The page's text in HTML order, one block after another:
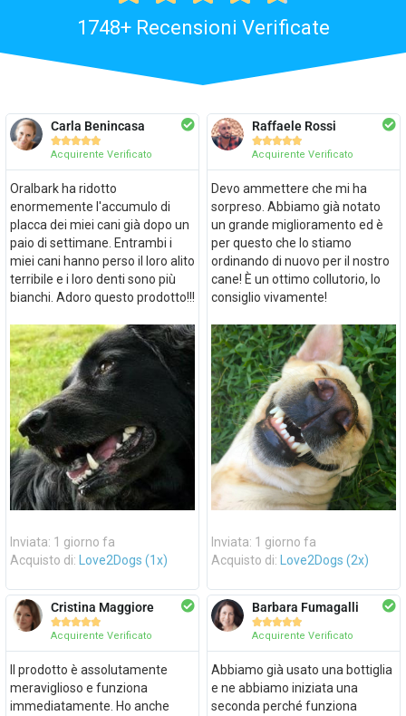
1748+ Recensioni Verificate
Carla Benincasa

Acquirente Verificato
Oralbark ha ridotto
enormemente l'accumulo di
placca dei miei cani già dopo un
paio di settimane. Entrambi i
miei cani hanno perso il loro alito
terribile e i loro denti sono più
bianchi. Adoro questo prodotto!!!
Inviata: 1 giorno fa
Acquisto di:
Love2Dogs (1x)
Cristina Maggiore

Acquirente Verificato
Il prodotto è assolutamente
meraviglioso e funziona
immediatamente. Ho anche
Raffaele Rossi

Acquirente Verificato
Devo ammettere che mi ha
sorpreso. Abbiamo già notato
un grande miglioramento ed è
per questo che lo stiamo
ordinando di nuovo per il nostro
cane! È un ottimo collutorio, lo
consiglio vivamente!
Inviata: 1 giorno fa
Acquisto di:
Love2Dogs (2x)
Barbara Fumagalli

Acquirente Verificato
Abbiamo già usato una bottiglia
e ne abbiamo iniziata una
seconda perché funziona